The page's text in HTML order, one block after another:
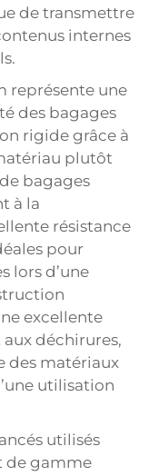
de transmettre
internes
représente une
des bagages
rigide grâce à
plutôt
bagages
à la
résistance
pour
lors d’une
excellente
déchirures,
des matériaux
utilisation
utilisés
de gamme